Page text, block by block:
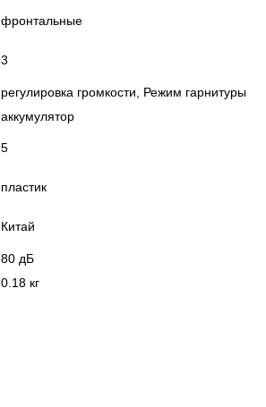
фронтальные
3
регулировка громкости, Режим гарнитуры
аккумулятор
5
пластик
Китай
80 дБ
0.18 кг